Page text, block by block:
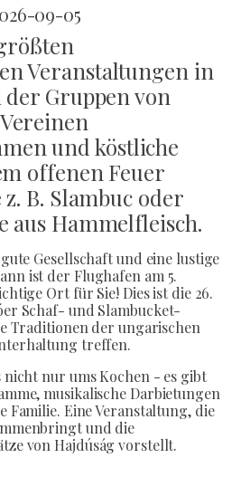
09-05
Veranstaltungen in
Gruppen von
und köstliche
offenen Feuer
B. Slambuc oder
aus Hammelfleisch.
Gesellschaft und eine lustige
ist der Flughafen am 5.
Ort für Sie! Dies ist die 26.
Schaf- und Slambucket-
Traditionen der ungarischen
treffen.
nicht nur ums Kochen - es gibt
musikalische Darbietungen
Familie. Eine Veranstaltung, die
und die
von Hajdúság vorstellt.